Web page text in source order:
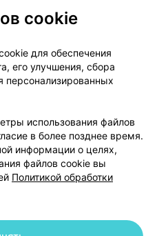
проекта
Медицинский маркетинг
Доставка
Партнеры
103.by
поддержку
Cookie
cookie
для обеспечения
его улучшения, сбора
персонализированных
использования файлов
в более позднее время.
информации о целях,
файлов cookie вы
Политикой обработки